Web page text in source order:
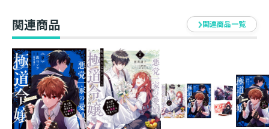
ま、その溺愛は不要
です！～
関連商品 関連商品一覧